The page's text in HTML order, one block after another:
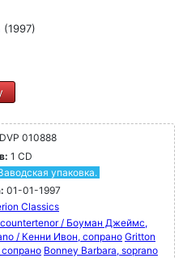
(1997)
010888
1 CD
упаковка.
01-01-1997
Classics
countertenor / Боуман Джеймс,
/ Кенни Ивон, сопрано Gritton
Bonney Barbara, soprano